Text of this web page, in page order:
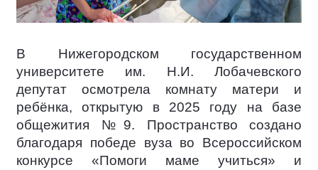
В Нижегородском государственном
университете им. Н.И. Лобачевского
депутат осмотрела комнату матери и
ребёнка, открытую в 2025 году на базе
общежития №9. Пространство создано
благодаря победе вуза во Всероссийском
конкурсе «Помоги маме учиться» и